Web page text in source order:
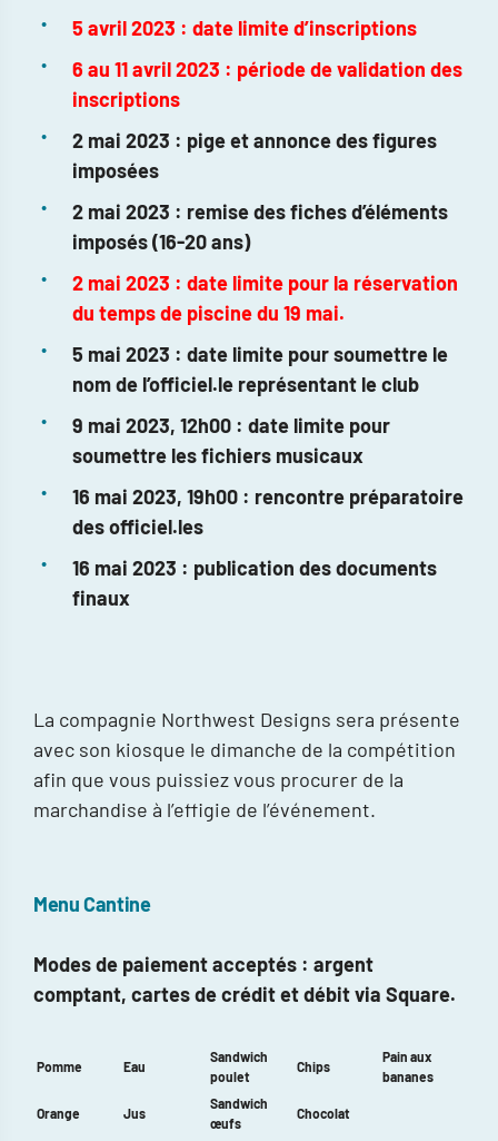
5 avril 2023 : date limite d’inscriptions
6 au 11 avril 2023 : période de validation des
inscriptions
2 mai 2023 : pige et annonce des figures
imposées
2 mai 2023 : remise des fiches d’éléments
imposés (16-20 ans)
2 mai 2023 : date limite pour la réservation
du temps de piscine du 19 mai.
5 mai 2023 : date limite pour soumettre le
nom de l’officiel.le représentant le club
9 mai 2023, 12h00 : date limite pour
soumettre les fichiers musicaux
16 mai 2023, 19h00 : rencontre préparatoire
des officiel.les
16 mai 2023 : publication des documents
finaux
La compagnie Northwest Designs sera présente
avec son kiosque le dimanche de la compétition
afin que vous puissiez vous procurer de la
marchandise à l’effigie de l’événement.
Menu Cantine
Modes de paiement acceptés : argent
comptant, cartes de crédit et débit via Square.
Pomme Eau
Sandwich
poulet
Chips
Pain aux
bananes
Orange Jus
Sandwich
œufs
Chocolat